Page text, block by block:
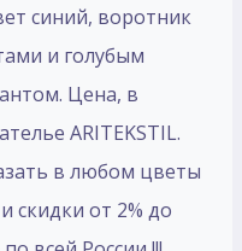
синий, воротник
и голубым
Цена, в
ARITEKSTIL.
в любом цветы
скидки от 2% до